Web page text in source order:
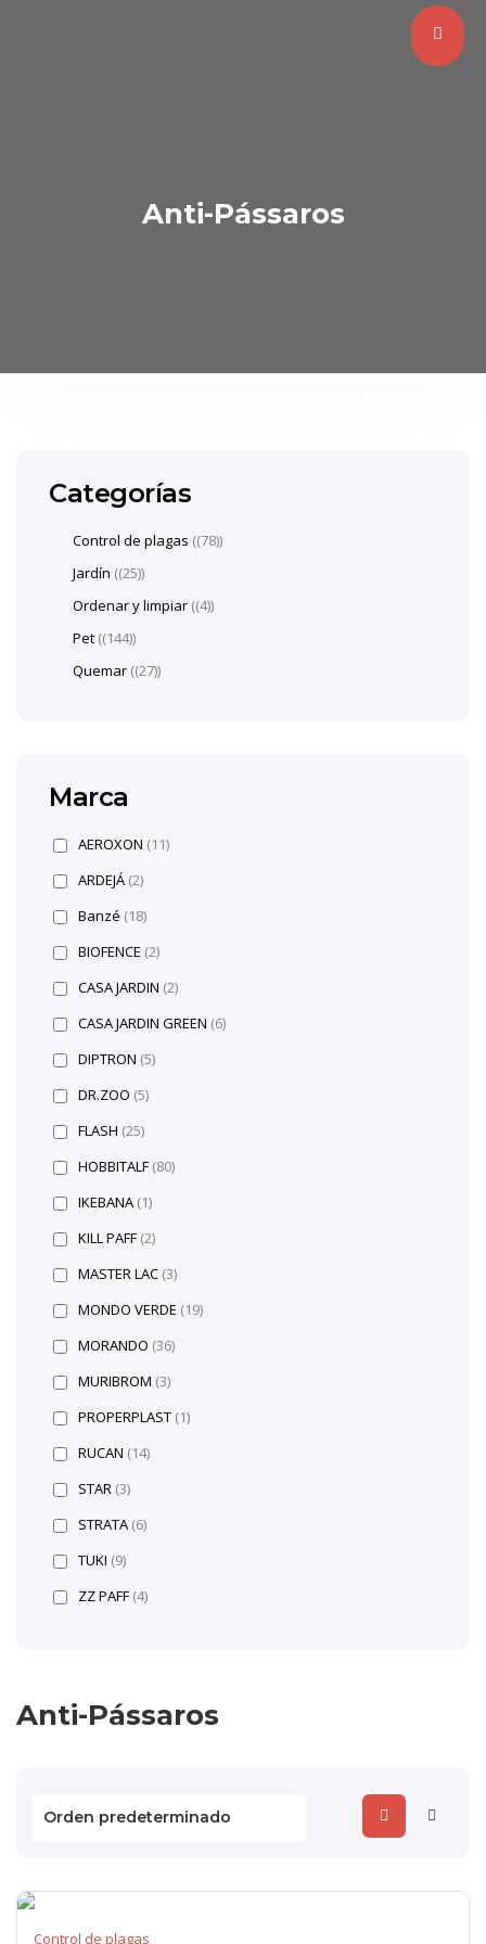
Anti-Pássaros
Anti-Pássaros
Control de plagas
Categorías
Control de plagas (78)
Jardín (25)
Ordenar y limpiar (4)
Pet (144)
Quemar (27)
Marca
AEROXON (11)
ARDEJÁ (2)
Banzé (18)
BIOFENCE (2)
CASA JARDIN (2)
CASA JARDIN GREEN (6)
DIPTRON (5)
DR.ZOO (5)
FLASH (25)
HOBBITALF (80)
IKEBANA (1)
KILL PAFF (2)
MASTER LAC (3)
MONDO VERDE (19)
MORANDO (36)
MURIBROM (3)
PROPERPLAST (1)
RUCAN (14)
STAR (3)
STRATA (6)
TUKI (9)
ZZ PAFF (4)